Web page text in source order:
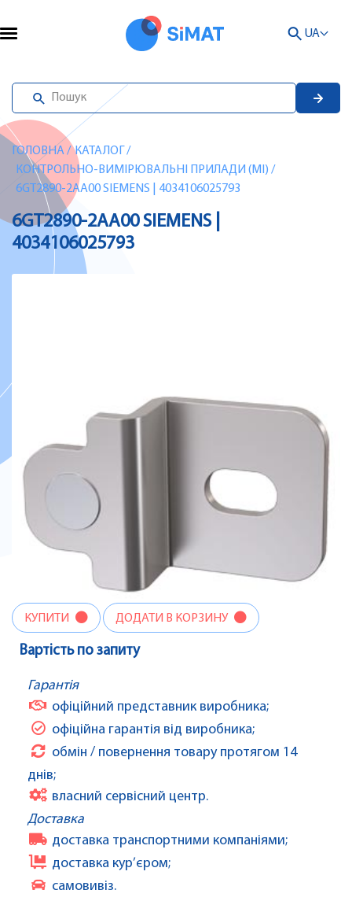
UA
ГОЛОВНА/ КАТАЛОГ /
КОНТРОЛЬНО-ВИМІРЮВАЛЬНІ ПРИЛАДИ (MI) /
6GT2890-2AA00 SIEMENS | 4034106025793
6GT2890-2AA00 SIEMENS |
4034106025793
КУПИТИ ДОДАТИ В КОРЗИНУ
Вартість по запиту
Гарантія
офіційний представник виробника;
офіційна гарантія від виробника;
обмін / повернення товару протягом 14
днів;
власний сервісний центр.
Доставка
доставка транспортними компаніями;
доставка кур’єром;
самовивіз.